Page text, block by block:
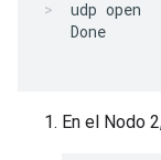
udp open
   Done
En el Nodo